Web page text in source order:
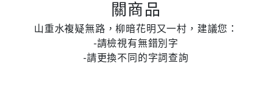
關商品
山重水複疑無路，柳暗花明又一村，建議您：
-請檢視有無錯別字
-請更換不同的字詞查詢